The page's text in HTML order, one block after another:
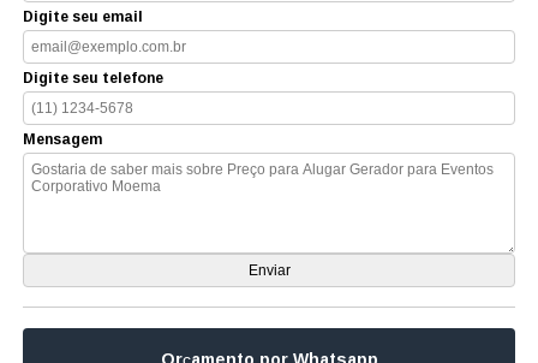
Digite seu email
Digite seu telefone
Mensagem